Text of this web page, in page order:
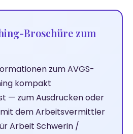
Broschüre zum
zum AVGS-
kompakt
— zum Ausdrucken oder
dem Arbeitsvermittler
Arbeit Schwerin /